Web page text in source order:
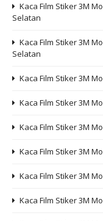
Kaca Film Stiker 3M
Selatan
Kaca Film Stiker 3M
Selatan
Kaca Film Stiker 3M
Kaca Film Stiker 3M
Kaca Film Stiker 3M
Kaca Film Stiker 3M
Kaca Film Stiker 3M
Kaca Film Stiker 3M